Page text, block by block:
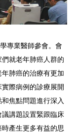
專業醫師參會。會
就老年肺癌人群的
肺癌的治療有更加
際病例的診療展開
焦點問題進行深入
講題設置緊跟臨床
產生更多有益的思